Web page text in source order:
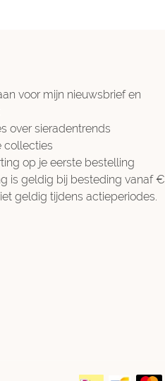
voor mijn nieuwsbrief en
over sieradentrends
collecties
op je eerste bestelling
is geldig bij besteding vanaf €
geldig tijdens actieperiodes.